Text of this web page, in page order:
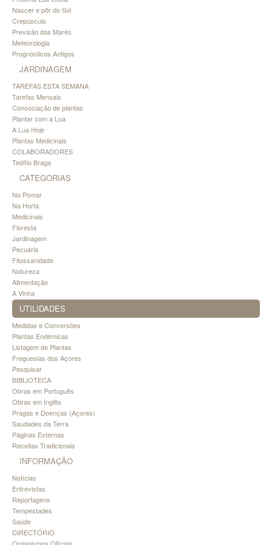
Nascer e pôr do Sol
Crepúsculo
Previsão das Marés
Meteorologia
Prognósticos Antigos
JARDINAGEM
TAREFAS ESTA SEMANA
Tarefas Mensais
Consociação de plantas
Plantar com a Lua
A Lua Hoje
Plantas Medicinais
COLABORADORES
Teófilo Braga
CATEGORIAS
No Pomar
Na Horta
Medicinais
Floresta
Jardinagem
Pecuária
Fitossanidade
Natureza
Alimentação
A Vinha
UTILIDADES
Medidas e Conversões
Plantas Endémicas
Listagem de Plantas
Freguesias dos Açores
Pesquisar
BIBLIOTECA
Obras em Português
Obras em Inglês
Pragas e Doenças (Açores)
Saudades da Terra
Páginas Externas
Receitas Tradicionais
INFORMAÇÃO
Notícias
Entrevistas
Reportagens
Tempestades
Saúde
DIRECTÓRIO